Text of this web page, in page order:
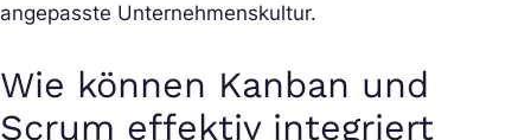
angepasste Unternehmenskultur.
Wie können Kanban und
Scrum effektiv integriert